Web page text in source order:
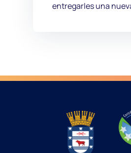
entregarles una